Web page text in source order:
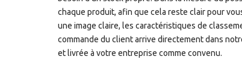
chaque produit, afin que cela reste clair pour
une image claire, les caractéristiques de
commande du client arrive directement dans
et livrée à votre entreprise comme convenu.